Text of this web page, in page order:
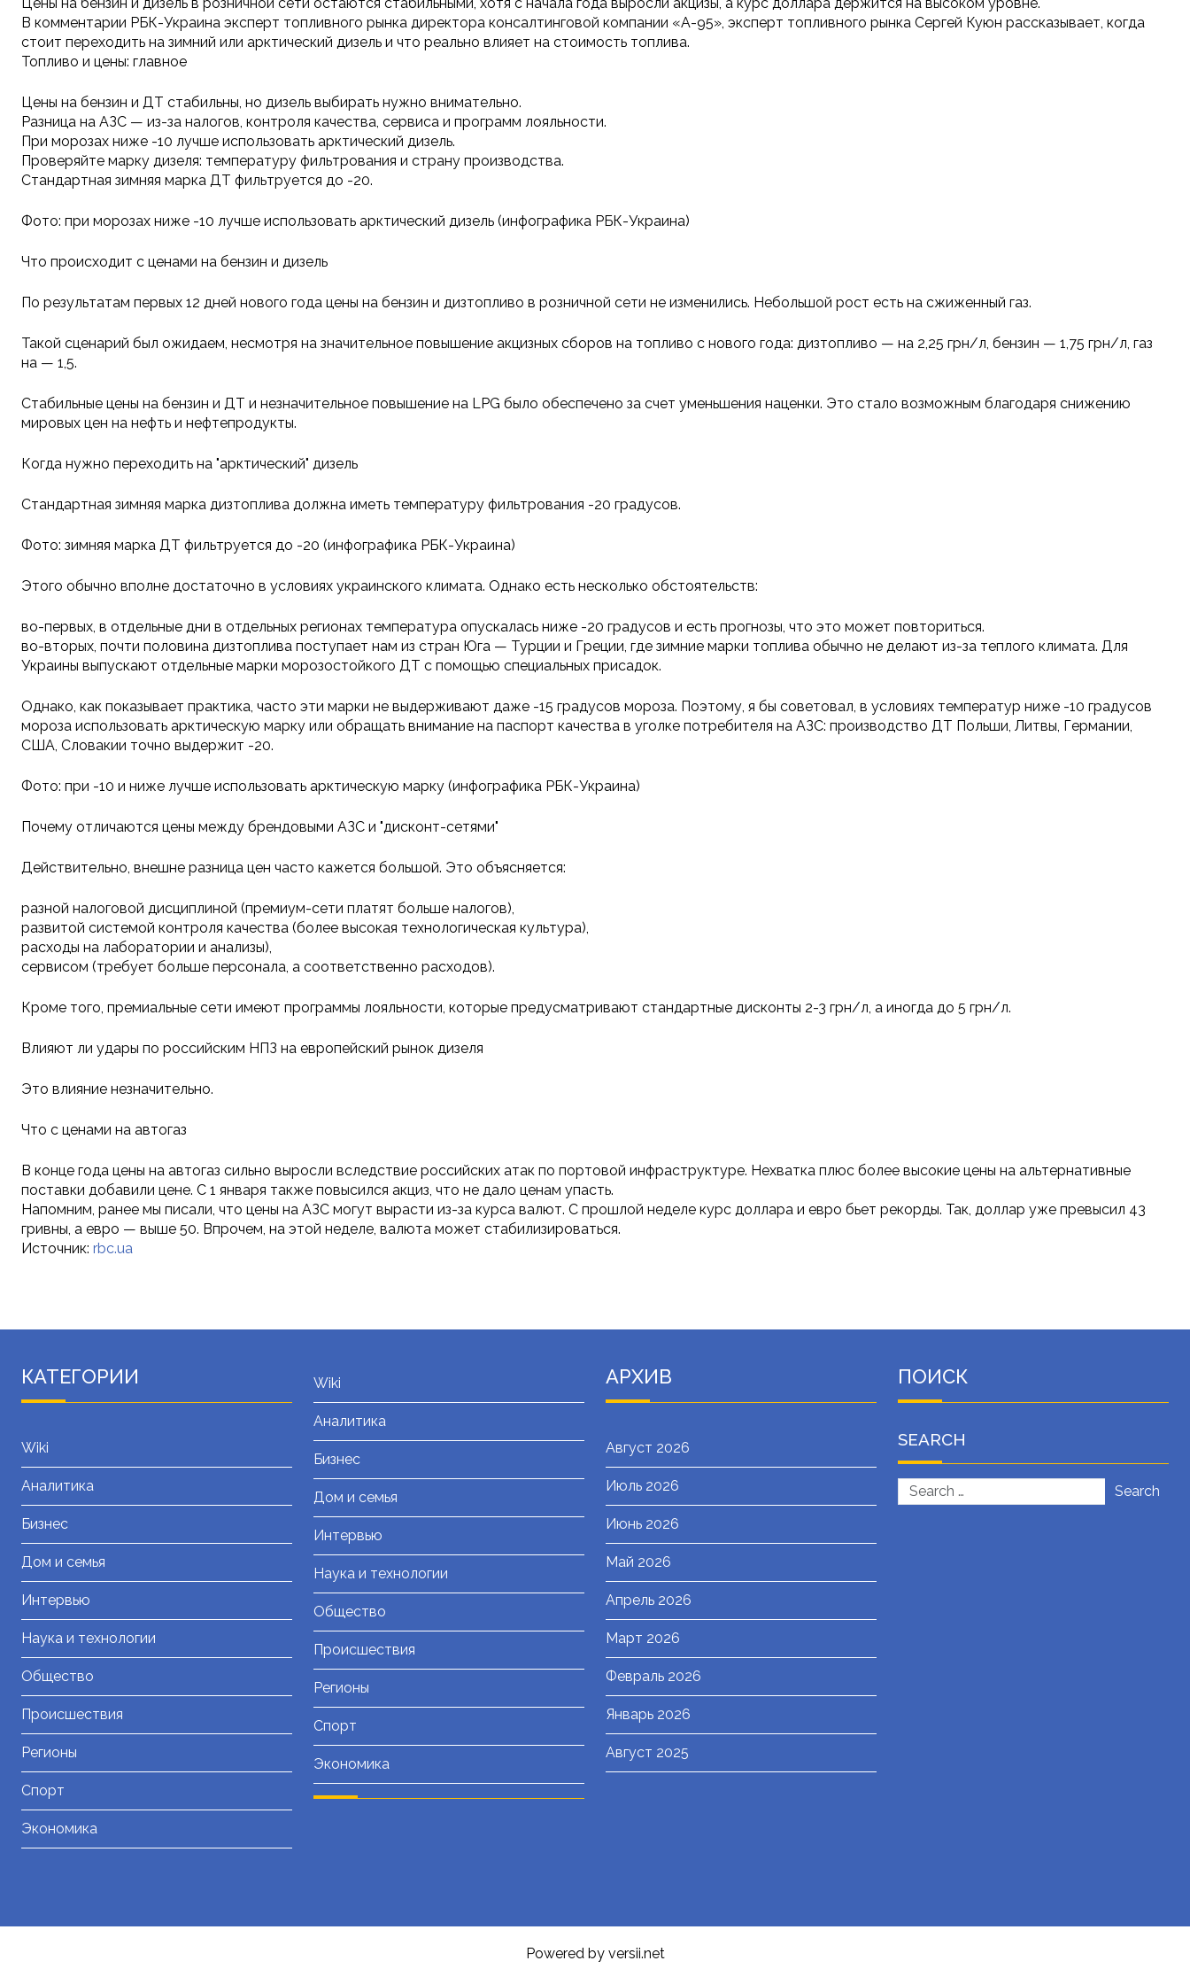
В комментарии РБК-Украина эксперт топливного рынка директора консалтинговой компании «А-95», эксперт топливного рынка Сергей Куюн рассказывает, когда
стоит переходить на зимний или арктический дизель и что реально влияет на стоимость топлива.
Топливо и цены: главное
Цены на бензин и ДТ стабильны, но дизель выбирать нужно внимательно.
Разница на АЗС — из-за налогов, контроля качества, сервиса и программ лояльности.
При морозах ниже -10 лучше использовать арктический дизель.
Проверяйте марку дизеля: температуру фильтрования и страну производства.
Стандартная зимняя марка ДТ фильтруется до -20.
Фото: при морозах ниже -10 лучше использовать арктический дизель (инфографика РБК-Украина)
Что происходит с ценами на бензин и дизель
По результатам первых 12 дней нового года цены на бензин и дизтопливо в розничной сети не изменились. Небольшой рост есть на сжиженный газ.
Такой сценарий был ожидаем, несмотря на значительное повышение акцизных сборов на топливо с нового года: дизтопливо — на 2,25 грн/л, бензин — 1,75 грн/л, газ
на — 1,5.
Стабильные цены на бензин и ДТ и незначительное повышение на LPG было обеспечено за счет уменьшения наценки. Это стало возможным благодаря снижению
мировых цен на нефть и нефтепродукты.
Когда нужно переходить на "арктический" дизель
Стандартная зимняя марка дизтоплива должна иметь температуру фильтрования -20 градусов.
Фото: зимняя марка ДТ фильтруется до -20 (инфографика РБК-Украина)
Этого обычно вполне достаточно в условиях украинского климата. Однако есть несколько обстоятельств:
во-первых, в отдельные дни в отдельных регионах температура опускалась ниже -20 градусов и есть прогнозы, что это может повториться.
во-вторых, почти половина дизтоплива поступает нам из стран Юга — Турции и Греции, где зимние марки топлива обычно не делают из-за теплого климата. Для
Украины выпускают отдельные марки морозостойкого ДТ с помощью специальных присадок.
Однако, как показывает практика, часто эти марки не выдерживают даже -15 градусов мороза. Поэтому, я бы советовал, в условиях температур ниже -10 градусов
мороза использовать арктическую марку или обращать внимание на паспорт качества в уголке потребителя на АЗС: производство ДТ Польши, Литвы, Германии,
США, Словакии точно выдержит -20.
Фото: при -10 и ниже лучше использовать арктическую марку (инфографика РБК-Украина)
Почему отличаются цены между брендовыми АЗС и "дисконт-сетями"
Действительно, внешне разница цен часто кажется большой. Это объясняется:
разной налоговой дисциплиной (премиум-сети платят больше налогов),
развитой системой контроля качества (более высокая технологическая культура),
расходы на лаборатории и анализы),
сервисом (требует больше персонала, а соответственно расходов).
Кроме того, премиальные сети имеют программы лояльности, которые предусматривают стандартные дисконты 2-3 грн/л, а иногда до 5 грн/л.
Влияют ли удары по российским НПЗ на европейский рынок дизеля
Это влияние незначительно.
Что с ценами на автогаз
В конце года цены на автогаз сильно выросли вследствие российских атак по портовой инфраструктуре. Нехватка плюс более высокие цены на альтернативные
поставки добавили цене. С 1 января также повысился акциз, что не дало ценам упасть.
Напомним, ранее мы писали, что цены на АЗС могут вырасти из-за курса валют. С прошлой неделе курс доллара и евро бьет рекорды. Так, доллар уже превысил 43
гривны, а евро — выше 50. Впрочем, на этой неделе, валюта может стабилизироваться.
Источник: rbc.ua
КАТЕГОРИИ
Wiki
Аналитика
Бизнес
Дом и семья
Интервью
Наука и технологии
Общество
Происшествия
Регионы
Спорт
Экономика
Wiki
Аналитика
Бизнес
Дом и семья
Интервью
Наука и технологии
Общество
Происшествия
Регионы
Спорт
Экономика
АРХИВ
Август 2026
Июль 2026
Июнь 2026
Май 2026
Апрель 2026
Март 2026
Февраль 2026
Январь 2026
Август 2025
ПОИСК
SEARCH
Search
Powered by versii.net